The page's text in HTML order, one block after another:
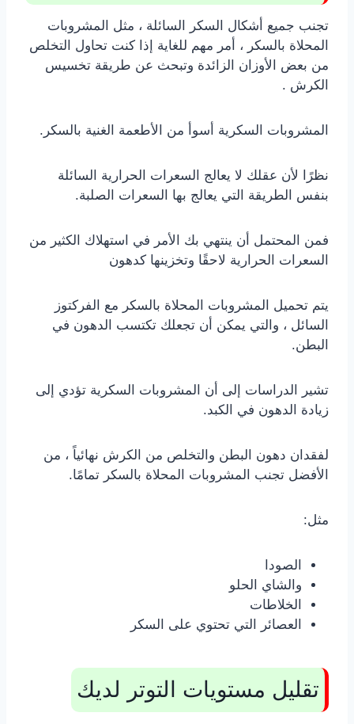
تجنب جميع أشكال السكر السائلة ، مثل المشروبات
المحلاة بالسكر ، أمر مهم للغاية إذا كنت تحاول التخلص
من بعض الأوزان الزائدة وتبحث عن طريقة تخسيس
الكرش .
المشروبات السكرية أسوأ من الأطعمة الغنية بالسكر.
نظرًا لأن عقلك لا يعالج السعرات الحرارية السائلة
بنفس الطريقة التي يعالج بها السعرات الصلبة.
فمن المحتمل أن ينتهي بك الأمر في استهلاك الكثير من
السعرات الحرارية لاحقًا وتخزينها كدهون
يتم تحميل المشروبات المحلاة بالسكر مع الفركتوز
السائل ، والتي يمكن أن تجعلك تكتسب الدهون في
البطن.
تشير الدراسات إلى أن المشروبات السكرية تؤدي إلى
زيادة الدهون في الكبد.
لفقدان دهون البطن والتخلص من الكرش نهائياً ، من
الأفضل تجنب المشروبات المحلاة بالسكر تمامًا.
مثل:
الصودا
والشاي الحلو
الخلاطات
العصائر التي تحتوي على السكر
تقليل مستويات التوتر لديك